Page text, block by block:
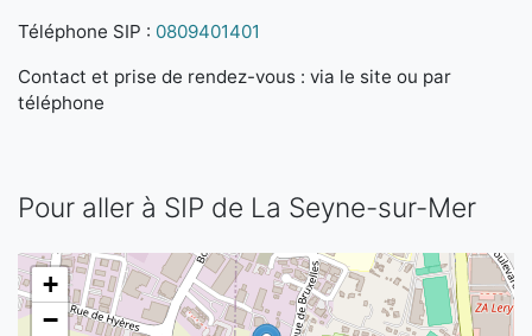
Téléphone SIP : 0809401401
Contact et prise de rendez-vous : via le site ou par
téléphone
Pour aller à SIP de La Seyne-sur-Mer
+
−